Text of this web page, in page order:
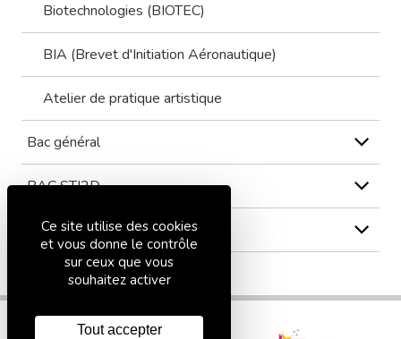
Biotechnologies (BIOTEC)
BIA (Brevet d'Initiation Aéronautique)
Atelier de pratique artistique
Bac général
BAC STI2D
BAC STL spécialité SPCL
Ce site utilise des cookies
et vous donne le contrôle
sur ceux que vous
souhaitez activer
Tout accepter